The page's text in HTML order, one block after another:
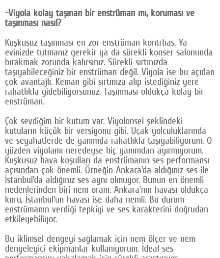
-Viyola kolay taşınan bir enstrüman mı, koruması ve
taşınması nasıl?
Kuşkusuz taşınması en zor enstrüman kontrbas. Ya
evinizde tutmanız gerekir ya da sürekli konser salonunda
bırakmak zorunda kalırsınız. Sürekli sırtınızda
taşıyabileceğiniz bir enstrüman değil. Viyola ise bu açıdan
çok avantajlı. Keman gibi sırtınıza alıp istediğiniz yere
rahatlıkla gidebiliyorsunuz. Taşınması oldukça kolay bir
enstrüman.
Çok sevdiğim bir kutum var. Viyolonsel şeklindeki
kutuların küçük bir versiyonu gibi. Uçak yolculuklarında
ve seyahatlerde de yanımda rahatlıkla taşıyabiliyorum. O
yüzden viyolamı neredeyse hiç yanımdan ayırmıyorum.
Kuşkusuz hava koşulları da enstrümanın ses performansı
açısından çok önemli. Örneğin Ankara’da aldığınız ses ile
İstanbul’da aldığınız ses aynı olmuyor. Bunun en önemli
nedenlerinden biri nem oranı. Ankara’nın havası oldukça
kuru, İstanbul’un havası ise daha nemli. Bu durum
enstrümanın verdiği tepkiyi ve ses karakterini doğrudan
etkileyebiliyor.
Bu iklimsel dengeyi sağlamak için nem ölçer ve nem
dengeleyici ekipmanlar kullanıyorum. İdeal ses